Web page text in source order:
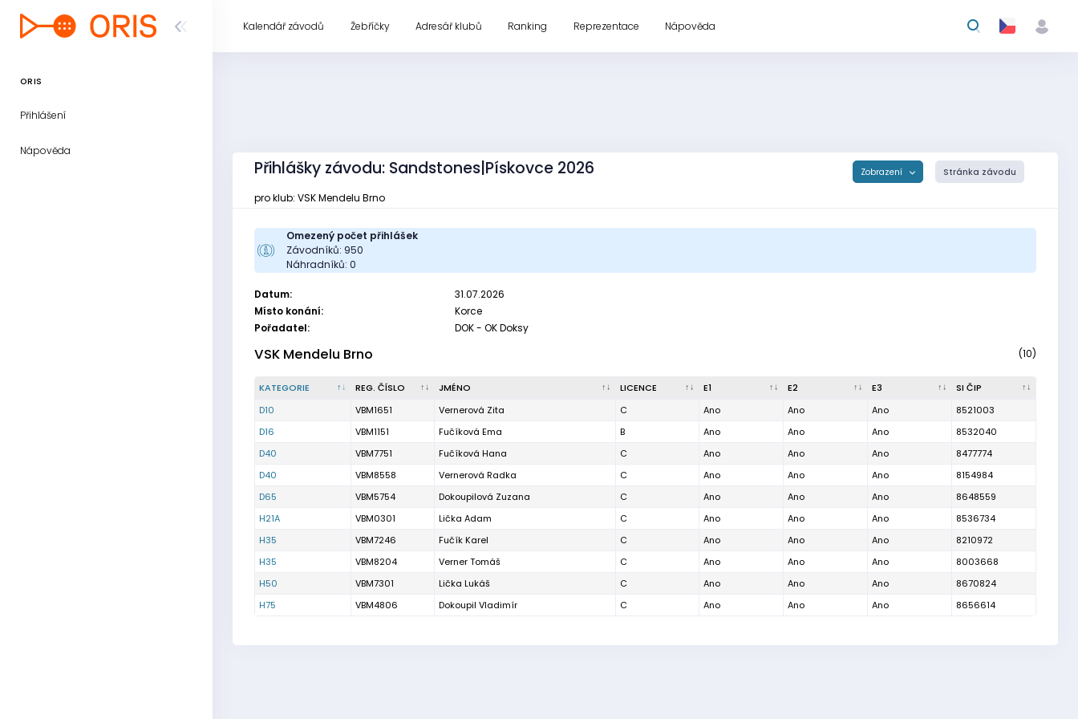
ORIS
Přihlášení
Nápověda
Kalendář závodů Žebříčky Adresář klubů Ranking Reprezentace Nápověda
Přihlášky závodu: Sandstones|Pískovce 2026 Zobrazení Stránka závodu
pro klub: VSK Mendelu Brno
Omezený počet přihlášek
Závodníků: 950
Náhradníků: 0
Datum:
31.07.2026
Místo konání:
Korce
Pořadatel:
DOK - OK Doksy
VSK Mendelu Brno (10)
KATEGORIE REG. ČÍSLO JMÉNO LICENCE E1 E2 E3
SI ČIP
D10
VBM1651 Vernerová Zita C Ano Ano Ano
8521003
D16
VBM1151 Fučíková Ema B Ano Ano Ano
8532040
D40
VBM7751 Fučíková Hana C Ano Ano Ano
8477774
D40
VBM8558 Vernerová Radka C Ano Ano Ano
8154984
D65
VBM5754 Dokoupilová Zuzana C Ano Ano Ano
8648559
H21A
VBM0301 Lička Adam C Ano Ano Ano
8536734
H35
VBM7246 Fučík Karel C Ano Ano Ano
8210972
H35
VBM8204 Verner Tomáš C Ano Ano Ano
8003668
H50
VBM7301 Lička Lukáš C Ano Ano Ano
8670824
H75
VBM4806 Dokoupil Vladimír C Ano Ano Ano 8656614